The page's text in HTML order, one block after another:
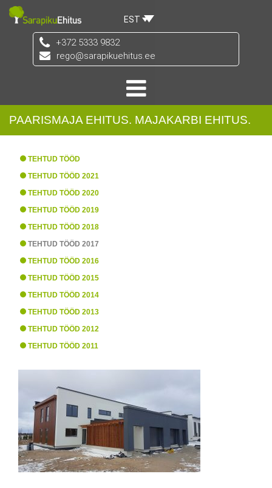
EST
+372 5333 9832
rego@sarapikuehitus.ee
PAARISMAJA EHITUS. MAJAKARBI EHITUS.
TEHTUD TÖÖD
TEHTUD TÖÖD 2021
TEHTUD TÖÖD 2020
TEHTUD TÖÖD 2019
TEHTUD TÖÖD 2018
TEHTUD TÖÖD 2017
TEHTUD TÖÖD 2016
TEHTUD TÖÖD 2015
TEHTUD TÖÖD 2014
TEHTUD TÖÖD 2013
TEHTUD TÖÖD 2012
TEHTUD TÖÖD 2011